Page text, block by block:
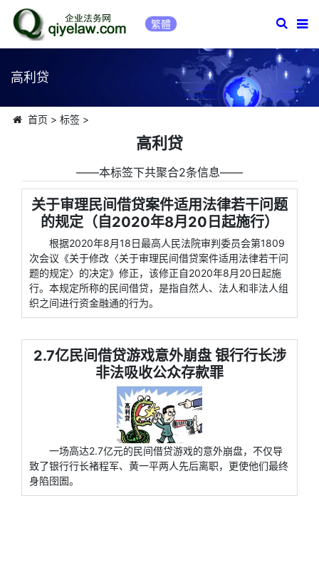
繁體
高利贷
首页 > 标签>
高利贷
――本标签下共聚合2条信息――
关于审理民间借贷案件适用法律若干问题
的规定（自2020年8月20日起施行）
根据2020年8月18日最高人民法院审判委员会第1809
次会议《关于修改〈关于审理民间借贷案件适用法律若干问
题的规定〉的决定》修正，该修正自2020年8月20日起施
行。本规定所称的民间借贷，是指自然人、法人和非法人组
织之间进行资金融通的行为。
2.7亿民间借贷游戏意外崩盘 银行行长涉
非法吸收公众存款罪
一场高达2.7亿元的民间借贷游戏的意外崩盘，不仅导
致了银行行长褚程军、黄一平两人先后离职，更使他们最终
身陷囹圄。